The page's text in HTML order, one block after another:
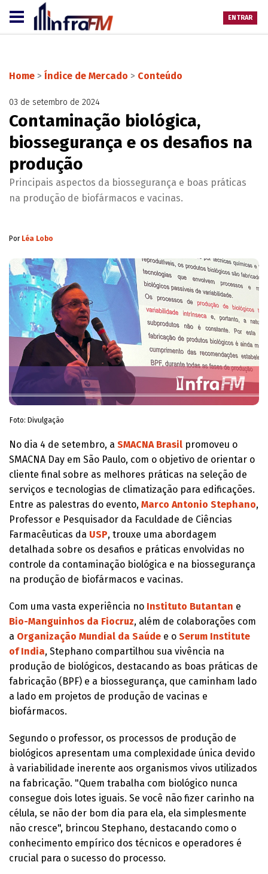
ENTRAR
Home > Índice de Mercado > Conteúdo
03 de setembro de 2024
Contaminação biológica,
biossegurança e os desafios na
produção
Principais aspectos da biossegurança e boas práticas
na produção de biofármacos e vacinas.
Por Léa Lobo
Foto: Divulgação
No dia 4 de setembro, a SMACNA Brasil promoveu o
SMACNA Day em São Paulo, com o objetivo de orientar o
cliente final sobre as melhores práticas na seleção de
serviços e tecnologias de climatização para edificações.
Entre as palestras do evento, Marco Antonio Stephano,
Professor e Pesquisador da Faculdade de Ciências
Farmacêuticas da USP, trouxe uma abordagem
detalhada sobre os desafios e práticas envolvidas no
controle da contaminação biológica e na biossegurança
na produção de biofármacos e vacinas.
Com uma vasta experiência no Instituto Butantan e
Bio-Manguinhos da Fiocruz, além de colaborações com
a Organização Mundial da Saúde e o Serum Institute
of India, Stephano compartilhou sua vivência na
produção de biológicos, destacando as boas práticas de
fabricação (BPF) e a biossegurança, que caminham lado
a lado em projetos de produção de vacinas e
biofármacos.
Segundo o professor, os processos de produção de
biológicos apresentam uma complexidade única devido
à variabilidade inerente aos organismos vivos utilizados
na fabricação. "Quem trabalha com biológico nunca
consegue dois lotes iguais. Se você não fizer carinho na
célula, se não der bom dia para ela, ela simplesmente
não cresce", brincou Stephano, destacando como o
conhecimento empírico dos técnicos e operadores é
crucial para o sucesso do processo.